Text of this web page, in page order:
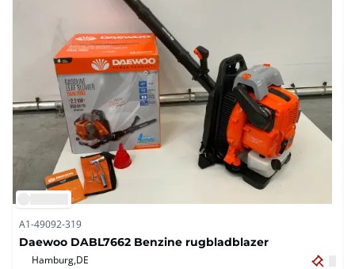
A1-49092-319
Daewoo DABL7662 Benzine rugbladblazer
Hamburg,DE